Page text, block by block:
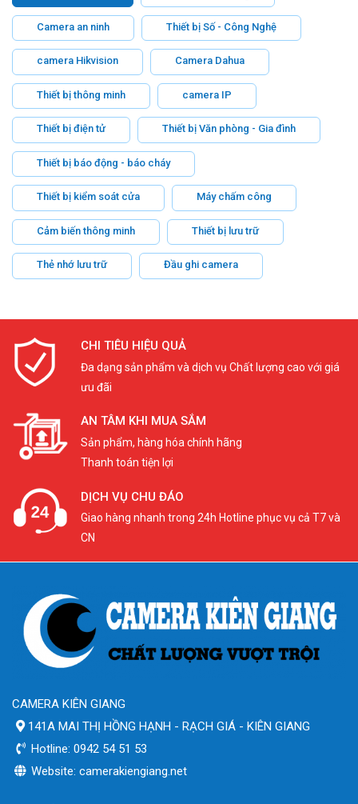
Camera an ninh Thiết bị Số - Công Nghệ
camera Hikvision Camera Dahua
Thiết bị thông minh camera IP
Thiết bị điện tử Thiết bị Văn phòng - Gia đình
Thiết bị báo động - báo cháy
Thiết bị kiểm soát cửa Máy chấm công
Cảm biến thông minh Thiết bị lưu trữ
Thẻ nhớ lưu trữ Đầu ghi camera
CHI TIÊU HIỆU QUẢ
Đa dạng sản phẩm và dịch vụ Chất lượng cao với giá
ưu đãi
AN TÂM KHI MUA SẮM
Sản phẩm, hàng hóa chính hãng
Thanh toán tiện lợi
DỊCH VỤ CHU ĐÁO
Giao hàng nhanh trong 24h Hotline phục vụ cả T7 và
CN
CAMERA KIÊN GIANG
141A MAI THỊ HỒNG HẠNH - RẠCH GIÁ - KIÊN GIANG
Hotline: 0942 54 51 53
Website: camerakiengiang.net